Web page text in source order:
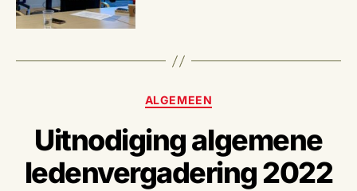
Categorieën
ALGEMEEN
Uitnodiging algemene
ledenvergadering 2022